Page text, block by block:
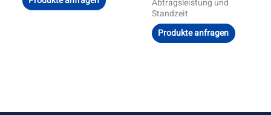
Standzeit
Produkte anfragen